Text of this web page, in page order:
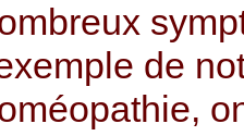
de